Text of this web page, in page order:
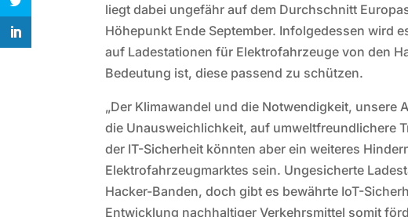
liegt dabei ungefähr auf dem Durchschnitt
Höhepunkt Ende September. Infolgedessen wird
auf Ladestationen für Elektrofahrzeuge von den
Bedeutung ist, diese passend zu schützen.
„Der Klimawandel und die Notwendigkeit,
die Unausweichlichkeit, auf umweltfreundlichere
der IT-Sicherheit könnten aber ein weiteres
Elektrofahrzeugmarktes sein. Ungesicherte
Hacker-Banden, doch gibt es bewährte IoT-
Entwicklung nachhaltiger Verkehrsmittel somit